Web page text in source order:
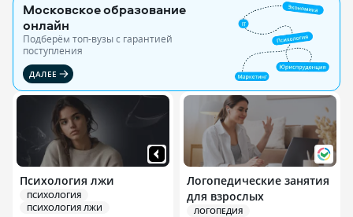
Московское образование
онлайн
Подберём топ-вузы c гарантией
поступления
ДАЛЕЕ
Психология лжи
ПСИХОЛОГИЯ
ПСИХОЛОГИЯ ЛЖИ
Логопедические занятия
для взрослых
ЛОГОПЕДИЯ